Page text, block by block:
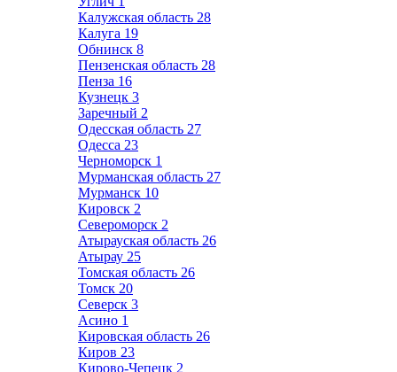
Калужская область 28
Калуга 19
Обнинск 8
Пензенская область 28
Пенза 16
Кузнецк 3
Заречный 2
Одесская область 27
Одесса 23
Черноморск 1
Мурманская область 27
Мурманск 10
Кировск 2
Североморск 2
Атырауская область 26
Атырау 25
Томская область 26
Томск 20
Северск 3
Асино 1
Кировская область 26
Киров 23
Кирово-Чепецк 2